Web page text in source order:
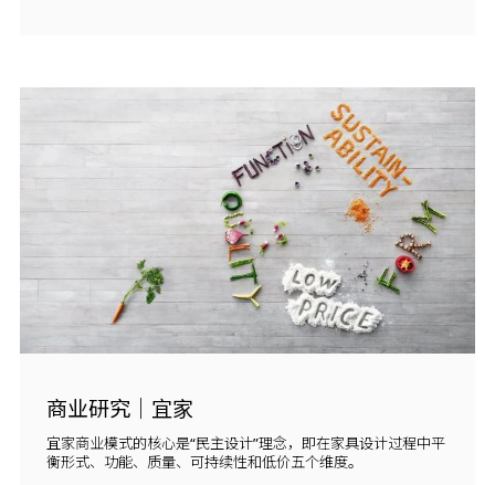
商业研究｜宜家
宜家商业模式的核心是“民主设计”理念，即在家具设计过程中平
衡形式、功能、质量、可持续性和低价五个维度。